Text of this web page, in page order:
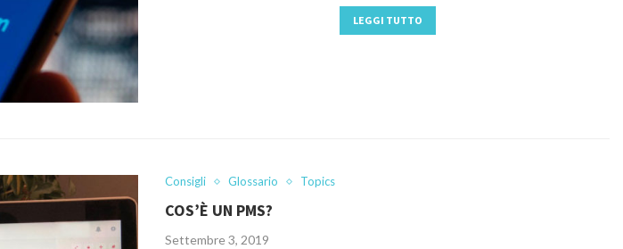
LEGGI TUTTO
Consigli Glossario Topics
COS’È UN PMS?
Settembre 3, 2019